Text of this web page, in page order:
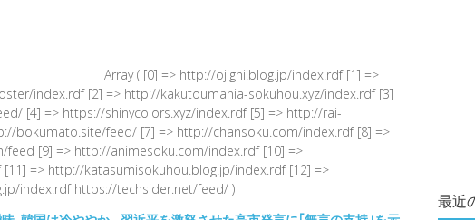
Array ( [0] => http://ojighi.blog.jp/index.rdf [1] =>
index.rdf [2] => http://kakutoumania-sokuhou.xyz/index.rdf [3]
[4] => https://shinycolors.xyz/index.rdf [5] => http://rai-
bokumato.site/feed/ [7] => http://chansoku.com/index.rdf [8] =>
[9] => http://animesoku.com/index.rdf [10] =>
=> http://katasumisokuhou.blog.jp/index.rdf [12] =>
index.rdf https://techsider.net/feed/ )
最近